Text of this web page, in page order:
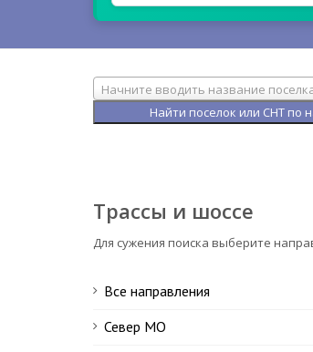
Начните вводить название
Трассы и шоссе
Для сужения поиска выберите
Все направления
Север МО